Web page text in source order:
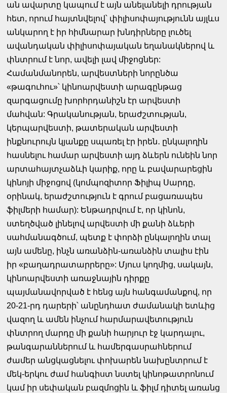
ան ավարտը կապում է այն անելանելի դրության
հետ, որում հայտնվելով՝ փիլիսոփայությունն այլևս
անկարող է իր հիմնարար խնդիրները լուծել
ավանդական փիլիսոփայական եղանակներով և
փնտրում է նոր, ավելի լավ միջոցներ:
Համանմանորեն, արվեստների նորընծա
«թագուհու»՝ կինոարվեստի արագընթաց
զարգացումը խորհրդանիշն էր արվեստի
մահվան: Գրականության, երաժշտության,
կերպարվեստի, թատերական արվեստի
ինքնուրույն կյանքը սպառել էր իրեն․ ընկալողին
հասնելու համար արվեստի այդ ձևերն ունեին նոր
արտահայտչաձևի կարիք, որը և բավարարեցին
կինոյի միջոցով (կոմպոզիտոր Ֆիլիպ Սարդը,
օրինակ, երաժշտություն է գրում բացառապես
ֆիլմերի համար): Ենթադրվում է, որ կինոն,
ստեղծված լինելով արվեստի մի քանի ձևերի
սահմանագծում, պետք է փորձի ընկալողին տալ
այն ամենը, ինչն առանձին-առանձին տալիս էին
իր «բաղադրատարրերը»: Մյուս կողմից, սակայն,
կինոարվեստի առաջնային դիրքը
պայմանավորված է հենց այն հանգամանքով, որ
20-21-րդ դարերի՝ անընդհատ ժամանակի ետևից
վազող և ամեն ինչում հարմարավետություն
փնտրող մարդը մի քանի հարյուր էջ կարդալու,
թանգարաններում և համերգասրահներում
ժամեր անցկացնելու փոխարեն նախընտրում է
մեկ-երկու ժամ հանգիստ նստել կինոթատրոնում
կամ իր սեփական բազմոցին և ֆիլմ դիտել առանց